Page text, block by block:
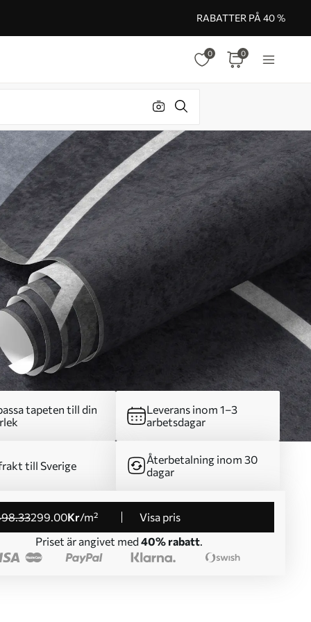
RABATTER PÅ 40 %
0 0
tapeten till din
Leverans inom 1–3
arbetsdagar
till Sverige
Återbetalning inom 30
dagar
.33299.00Kr/m²
Visa pris
Priset är angivet med 40% rabatt.